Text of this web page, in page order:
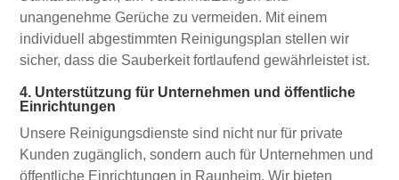
unangenehme Gerüche zu vermeiden. Mit einem
individuell abgestimmten Reinigungsplan stellen wir
sicher, dass die Sauberkeit fortlaufend gewährleistet ist.
4. Unterstützung für Unternehmen und öffentliche
Einrichtungen
Unsere Reinigungsdienste sind nicht nur für private
Kunden zugänglich, sondern auch für Unternehmen und
öffentliche Einrichtungen in Raunheim. Wir bieten